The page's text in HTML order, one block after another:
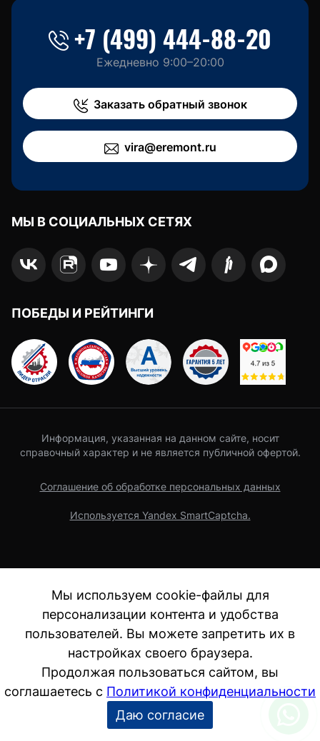
+7 (499) 444-88-20
Ежедневно 9:00–20:00
Заказать обратный звонок
vira@eremont.ru
МЫ В СОЦИАЛЬНЫХ СЕТЯХ
ПОБЕДЫ И РЕЙТИНГИ
Информация, указанная на данном сайте, носит
справочный характер и не является публичной офертой.
Соглашение об обработке персональных данных
Используется Yandex SmartCaptcha.
Мы используем cookie-файлы для
персонализации контента и удобства
пользователей. Вы можете запретить их в
настройках своего браузера.
Продолжая пользоваться сайтом, вы
соглашаетесь с Политикой конфиденциальности
Даю согласие